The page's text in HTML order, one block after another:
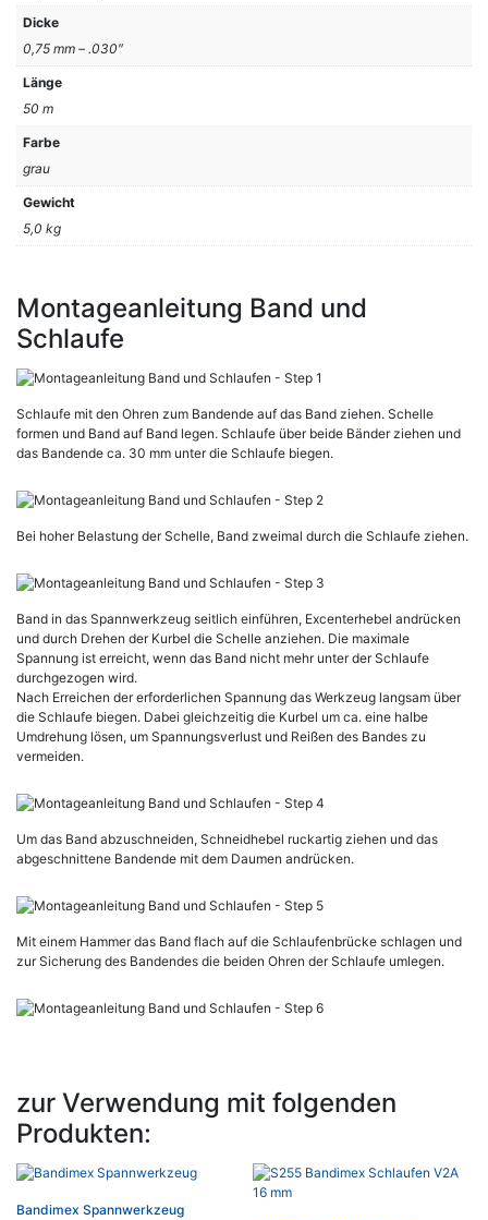
Dicke
0,75 mm – .030″
Länge
50 m
Farbe
grau
Gewicht
5,0 kg
Montageanleitung Band und
Schlaufe
Schlaufe mit den Ohren zum Bandende auf das Band ziehen. Schelle
formen und Band auf Band legen. Schlaufe über beide Bänder ziehen und
das Bandende ca. 30 mm unter die Schlaufe biegen.
Bei hoher Belastung der Schelle, Band zweimal durch die Schlaufe ziehen.
Band in das Spannwerkzeug seitlich einführen, Excenterhebel andrücken
und durch Drehen der Kurbel die Schelle anziehen. Die maximale
Spannung ist erreicht, wenn das Band nicht mehr unter der Schlaufe
durchgezogen wird.
Nach Erreichen der erforderlichen Spannung das Werkzeug langsam über
die Schlaufe biegen. Dabei gleichzeitig die Kurbel um ca. eine halbe
Umdrehung lösen, um Spannungsverlust und Reißen des Bandes zu
vermeiden.
Um das Band abzuschneiden, Schneidhebel ruckartig ziehen und das
abgeschnittene Bandende mit dem Daumen andrücken.
Mit einem Hammer das Band flach auf die Schlaufenbrücke schlagen und
zur Sicherung des Bandendes die beiden Ohren der Schlaufe umlegen.
zur Verwendung mit folgenden
Produkten:
Bandimex Spannwerkzeug